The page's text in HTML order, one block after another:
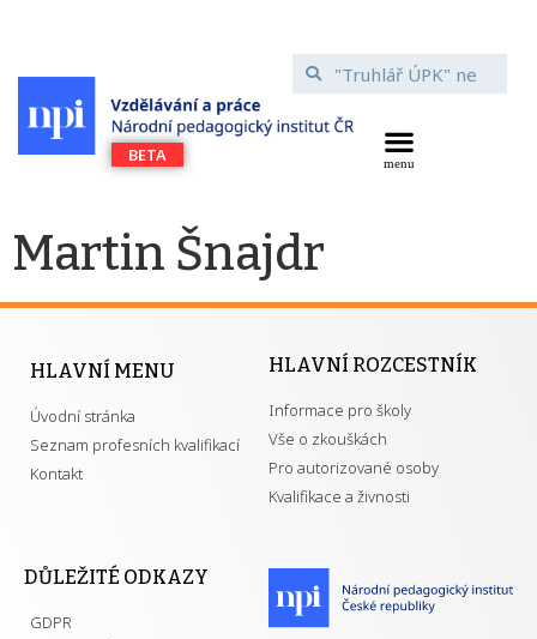
Martin Šnajdr
HLAVNÍ MENU
Úvodní stránka
Seznam profesních kvalifikací
Kontakt
HLAVNÍ ROZCESTNÍK
Informace pro školy
Vše o zkouškách
Pro autorizované osoby
Kvalifikace a živnosti
DŮLEŽITÉ ODKAZY
GDPR